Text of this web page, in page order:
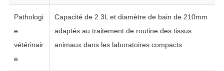
Pathologi
e
vétérinair
e
Capacité de 2.3L et diamètre de bain de 210mm
adaptés au traitement de routine des tissus
animaux dans les laboratoires compacts.